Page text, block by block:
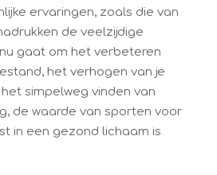
ervaringen, zoals die van
de veelzijdige
gaat om het verbeteren
het verhogen van je
simpelweg vinden van
de waarde van sporten voor
in een gezond lichaam is